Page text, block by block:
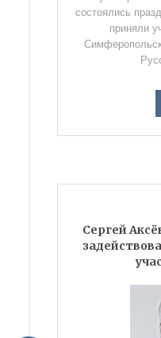
состоялись
приняли
Сергей